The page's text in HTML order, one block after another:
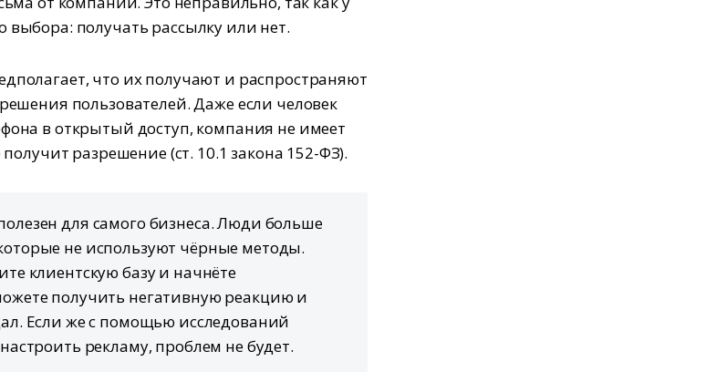
получать рассылку или нет.
что их получают и распространяют
пользователей. Даже если человек
в открытый доступ, компания не имеет
разрешение (ст. 10.1 закона 152-ФЗ).
для самого бизнеса. Люди больше
не используют чёрные методы.
клиентскую базу и начнёте
получить негативную реакцию и
Если же с помощью исследований
рекламу, проблем не будет.